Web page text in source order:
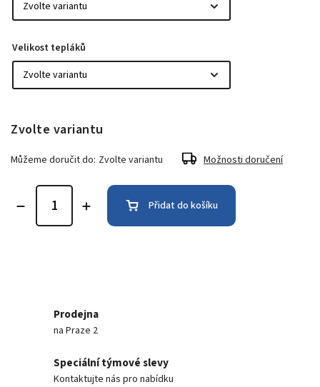
Velikost tepláků
Zvolte variantu
Můžeme doručit do: Zvolte variantu Možnosti doručení
Přidat do košíku
Prodejna
na Praze 2
Speciální týmové slevy
Kontaktujte nás pro nabídku